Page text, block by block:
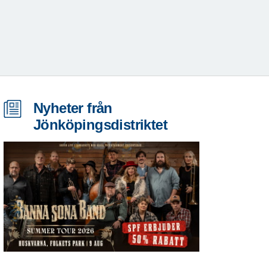
Nyheter från
Jönköpingsdistriktet